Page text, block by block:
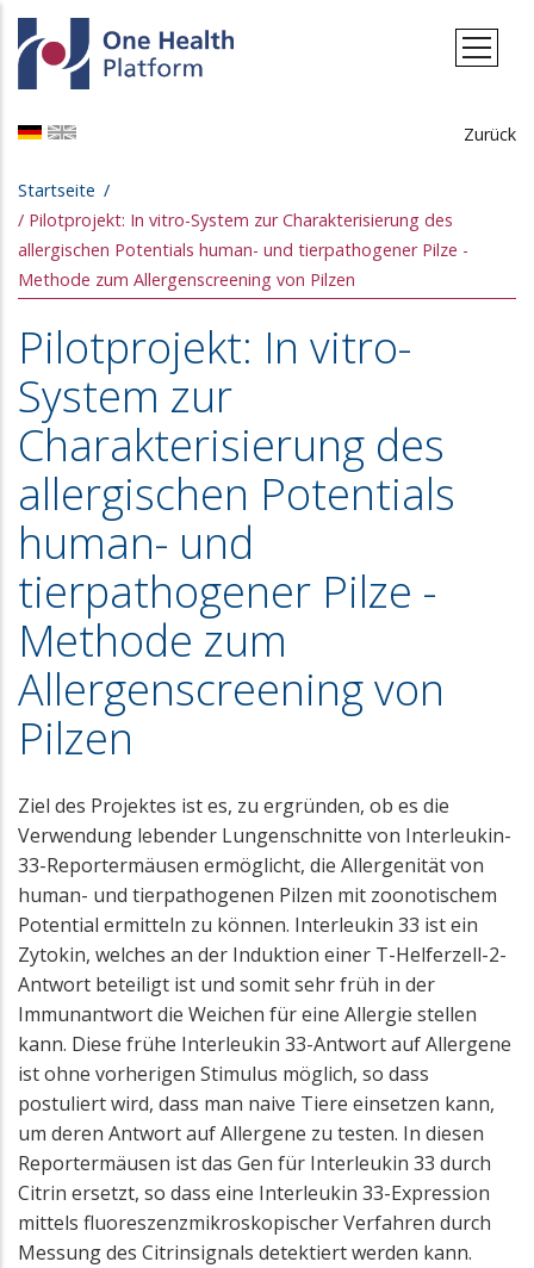
Direkt zum Inhalt
Zurück
Pfadnavigation
Startseite
Pilotprojekt: In vitro-System zur Charakterisierung des
allergischen Potentials human- und tierpathogener Pilze -
Methode zum Allergenscreening von Pilzen
Pilotprojekt: In vitro-
System zur
Charakterisierung des
allergischen Potentials
human- und
tierpathogener Pilze -
Methode zum
Allergenscreening von
Pilzen
Ziel des Projektes ist es, zu ergründen, ob es die
Verwendung lebender Lungenschnitte von Interleukin-
33-Reportermäusen ermöglicht, die Allergenität von
human- und tierpathogenen Pilzen mit zoonotischem
Potential ermitteln zu können. Interleukin 33 ist ein
Zytokin, welches an der Induktion einer T-Helferzell-2-
Antwort beteiligt ist und somit sehr früh in der
Immunantwort die Weichen für eine Allergie stellen
kann. Diese frühe Interleukin 33-Antwort auf Allergene
ist ohne vorherigen Stimulus möglich, so dass
postuliert wird, dass man naive Tiere einsetzen kann,
um deren Antwort auf Allergene zu testen. In diesen
Reportermäusen ist das Gen für Interleukin 33 durch
Citrin ersetzt, so dass eine Interleukin 33-Expression
mittels fluoreszenzmikroskopischer Verfahren durch
Messung des Citrinsignals detektiert werden kann.